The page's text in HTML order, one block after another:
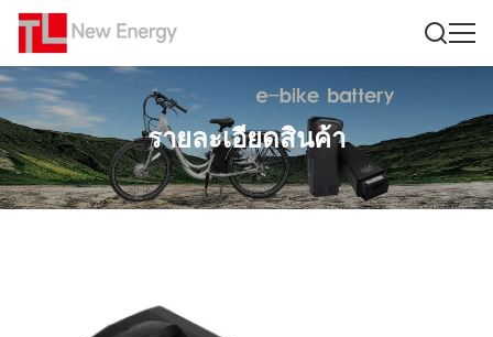
รายละเอียดสินค้า